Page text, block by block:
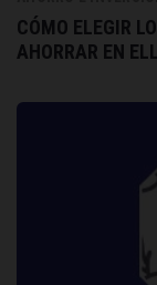
CÓMO ELEGIR
AHORRAR EN